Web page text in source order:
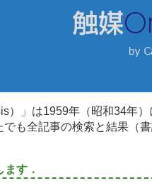
）」は1959年（昭和34年
も全記事の検索と結果（
す．